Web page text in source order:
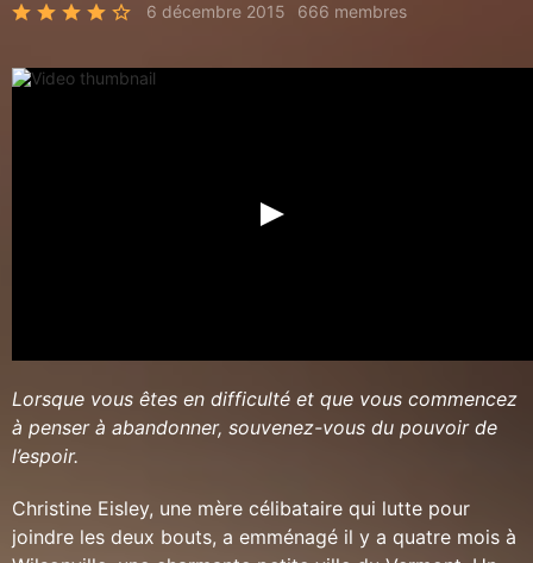
6 décembre 2015 666 membres
Lorsque vous êtes en difficulté et que vous commencez
à penser à abandonner, souvenez-vous du pouvoir de
l’espoir.
Christine Eisley, une mère célibataire qui lutte pour
joindre les deux bouts, a emménagé il y a quatre mois à